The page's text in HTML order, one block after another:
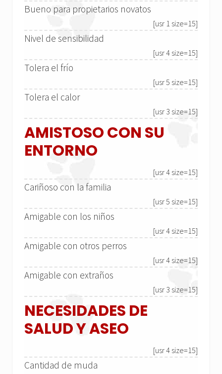
Bueno para propietarios novatos
[usr 1 size=15]
Nivel de sensibilidad
[usr 4 size=15]
Tolera el frío
[usr 5 size=15]
Tolera el calor
[usr 3 size=15]
AMISTOSO CON SU
ENTORNO
[usr 4 size=15]
Cariñoso con la familia
[usr 5 size=15]
Amigable con los niños
[usr 4 size=15]
Amigable con otros perros
[usr 4 size=15]
Amigable con extraños
[usr 3 size=15]
NECESIDADES DE
SALUD Y ASEO
[usr 4 size=15]
Cantidad de muda